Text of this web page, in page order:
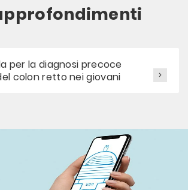
per la diagnosi precoce
colon retto nei giovani